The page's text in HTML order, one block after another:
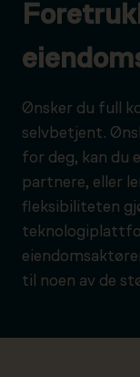
Ønsker du full
selvbetjent.
for deg, kan du
partnere, eller
fleksibiliteten
til noen av de